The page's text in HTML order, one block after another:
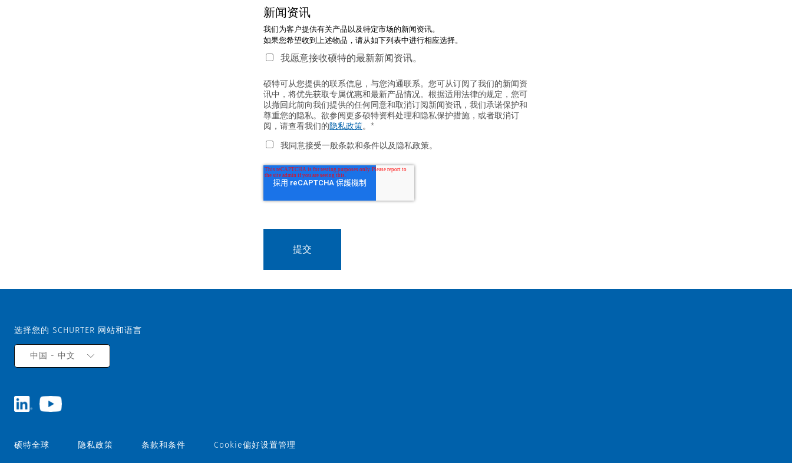
新闻资讯
我们为客户提供有关产品以及特定市场的新闻资讯。
如果您希望收到上述物品，请从如下列表中进行相应选择。
我愿意接收硕特的最新新闻资讯。
硕特可从您提供的联系信息，与您沟通联系。您可从订阅了我们的新闻资
讯中，将优先获取专属优惠和最新产品情况。根据适用法律的规定，您可
以撤回此前向我们提供的任何同意和取消订阅新闻资讯，我们承诺保护和
尊重您的隐私。欲参阅更多硕特资料处理和隐私保护措施，或者取消订
阅，请查看我们的隐私政策。 *
我同意接受一般条款和条件以及隐私政策。
选择您的 SCHURTER 网站和语言
中国 - 中文
硕特全球 隐私政策 条款和条件 Cookie偏好设置管理